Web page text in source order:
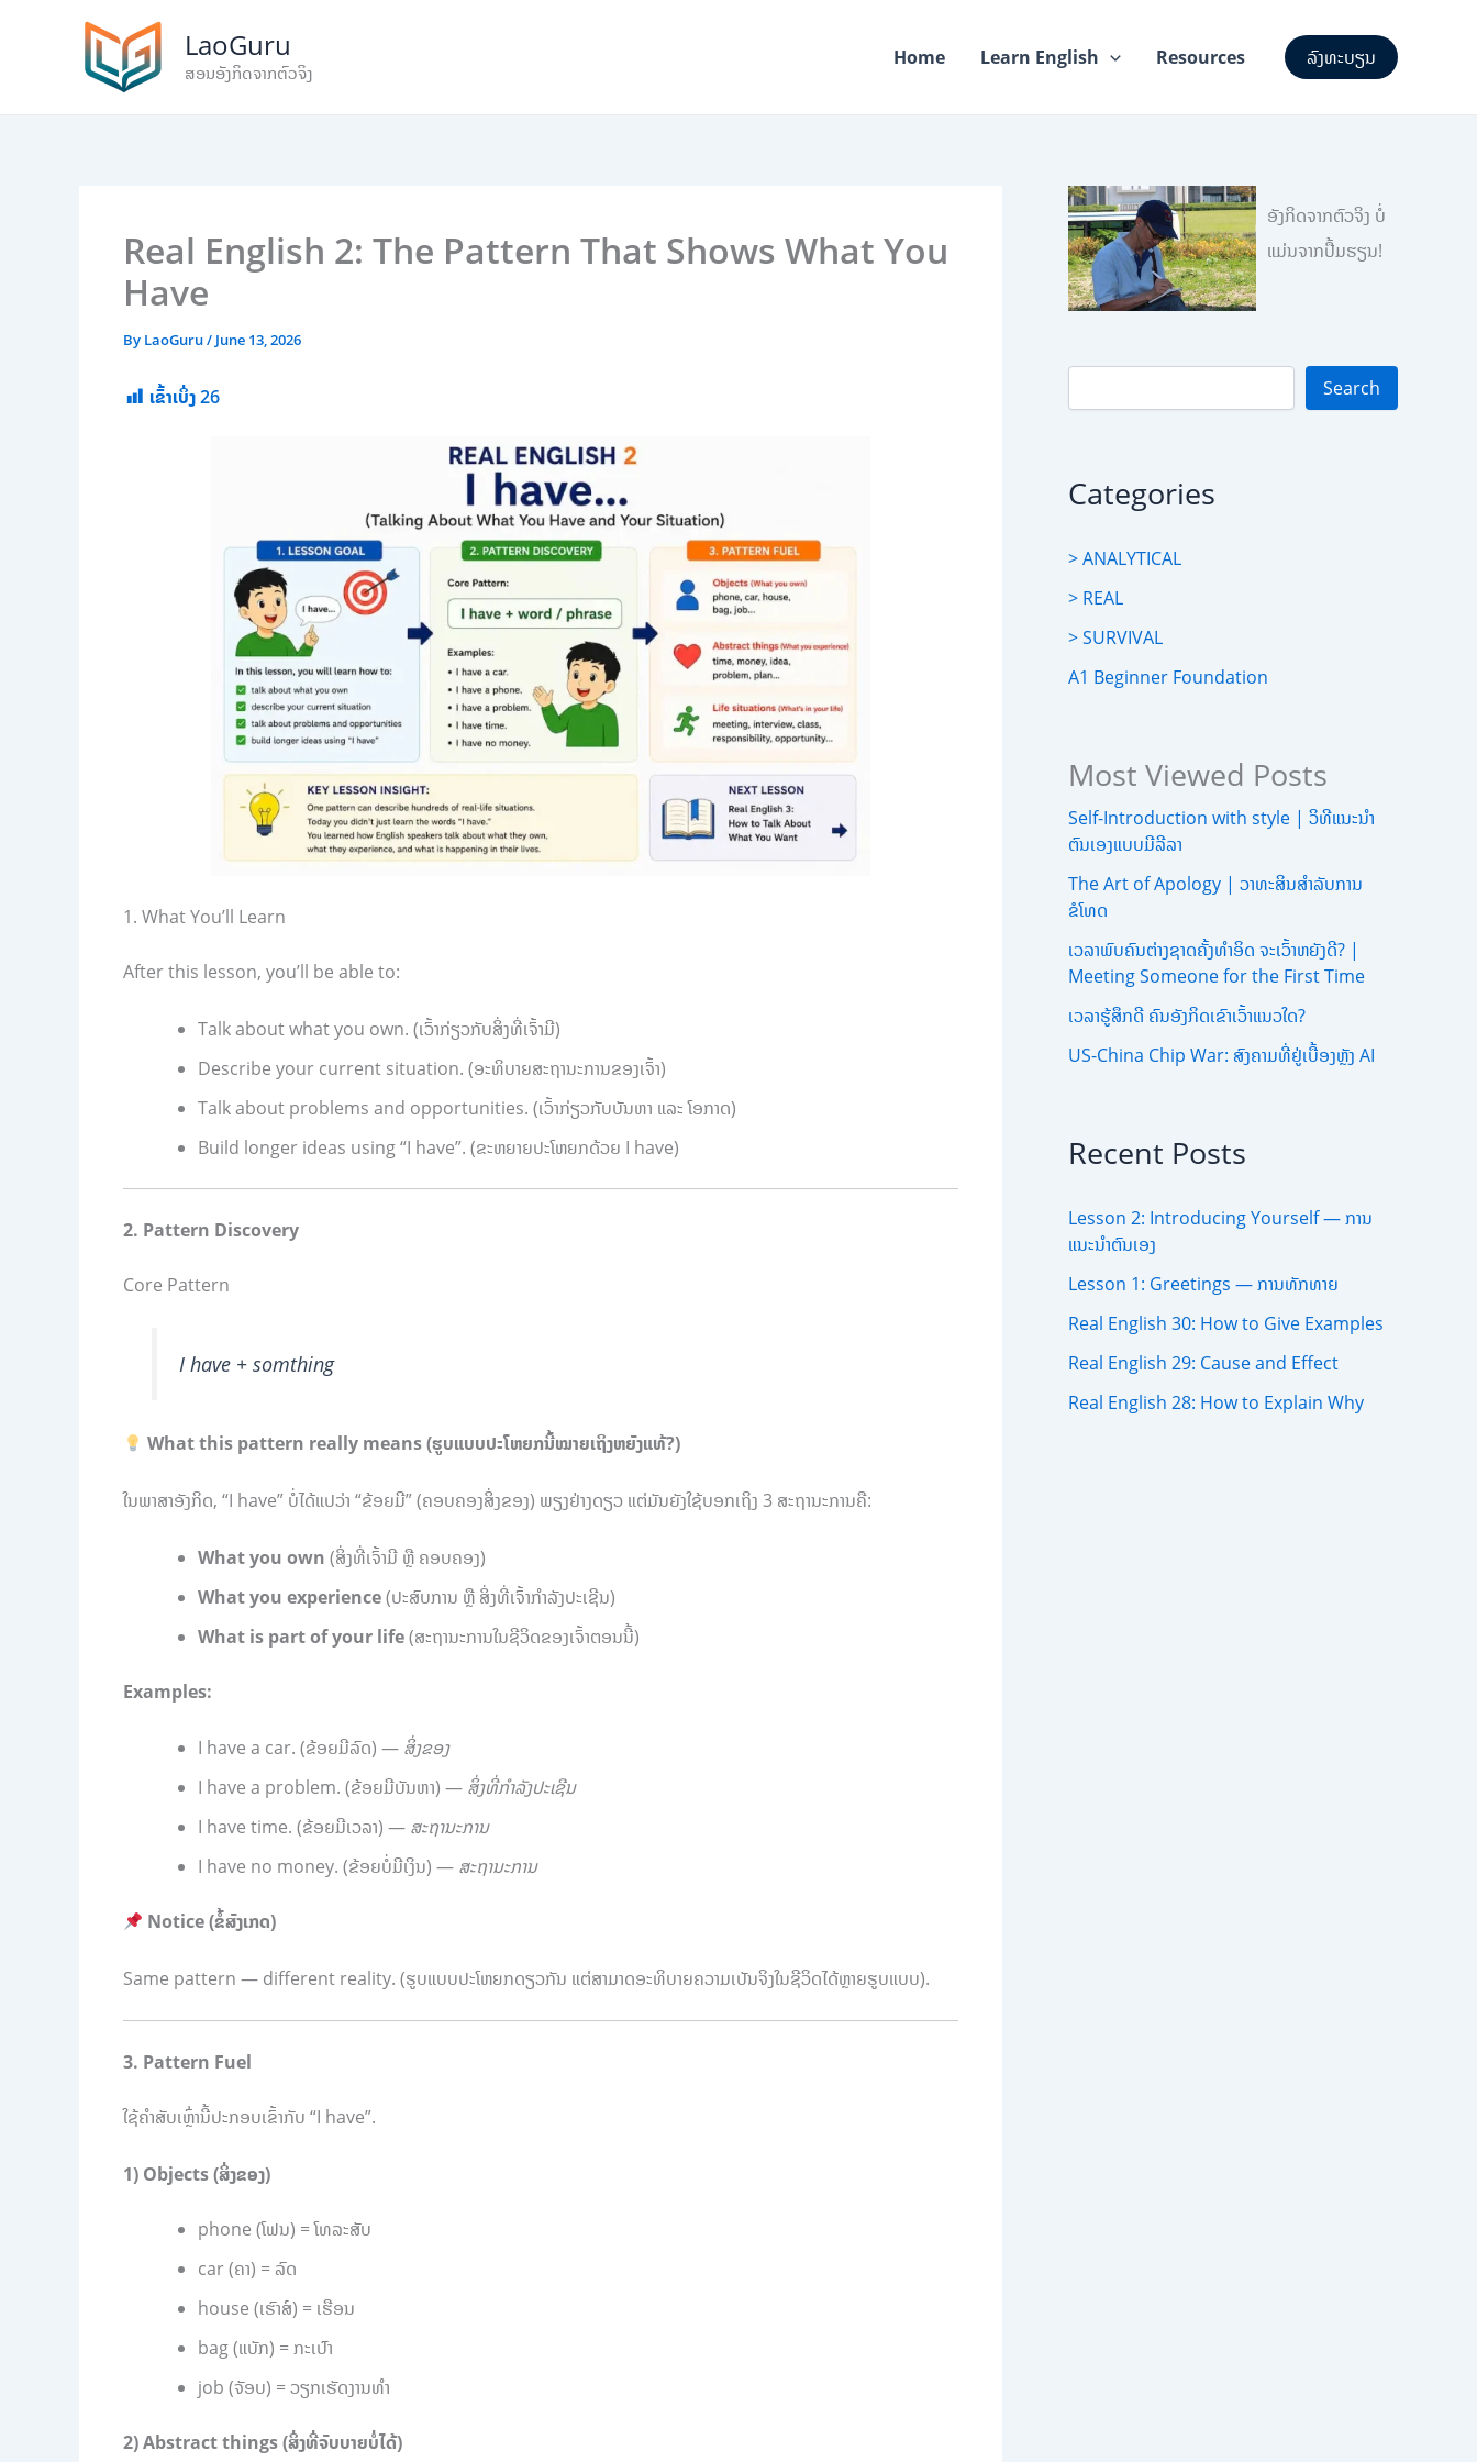
LaoGuru
ສອນອັງກິດຈາກຕົວຈິງ
Home Learn English Resources ລົງທະບຽນ
Real English 2: The Pattern That Shows What You
Have
By LaoGuru/ June 13, 2026
ເຂົ້າເບິ່ງ26
1. What You’ll Learn
After this lesson, you’ll be able to:
Talk about what you own. (ເວົ້າກ່ຽວກັບສິ່ງທີ່ເຈົ້າມີ)
Describe your current situation. (ອະທິບາຍສະຖານະການຂອງເຈົ້າ)
Talk about problems and opportunities. (ເວົ້າກ່ຽວກັບບັນຫາ ແລະ ໂອກາດ)
Build longer ideas using “I have”. (ຂະຫຍາຍປະໂຫຍກດ້ວຍ I have)
2. Pattern Discovery
Core Pattern
I have + somthing
What this pattern really means (ຮູບແບບປະໂຫຍກນີ້ໝາຍເຖິງຫຍັງແທ້?)
ໃນພາສາອັງກິດ, “I have” ບໍ່ໄດ້ແປວ່າ “ຂ້ອຍມີ” (ຄອບຄອງສິ່ງຂອງ) ພຽງຢ່າງດຽວ ແຕ່ມັນຍັງໃຊ້ບອກເຖິງ 3 ສະຖານະການຄື:
What you own (ສິ່ງທີ່ເຈົ້າມີ ຫຼື ຄອບຄອງ)
What you experience(ປະສົບການ ຫຼື ສິ່ງທີ່ເຈົ້າກຳລັງປະເຊີນ)
What is part of your life(ສະຖານະການໃນຊີວິດຂອງເຈົ້າຕອນນີ້)
Examples:
I have a car. (ຂ້ອຍມີລົດ) — ສິ່ງຂອງ
I have a problem. (ຂ້ອຍມີບັນຫາ) — ສິ່ງທີ່ກຳລັງປະເຊີນ
I have time. (ຂ້ອຍມີເວລາ) — ສະຖານະການ
I have no money. (ຂ້ອຍບໍ່ມີເງິນ) — ສະຖານະການ
Notice (ຂໍ້ສັງເກດ)
Same pattern — different reality. (ຮູບແບບປະໂຫຍກດຽວກັນ ແຕ່ສາມາດອະທິບາຍຄວາມເປັນຈິງໃນຊີວິດໄດ້ຫຼາຍຮູບແບບ).
3. Pattern Fuel
ໃຊ້ຄຳສັບເຫຼົ່ານີ້ປະກອບເຂົ້າກັບ “I have”.
1) Objects (ສິ່ງຂອງ)
phone (ໂຟນ) = ໂທລະສັບ
car (ຄາ) = ລົດ
house (ເຮົາສ໌) = ເຮືອນ
bag (ແບັກ) = ກະເປົາ
job (ຈັອບ) = ວຽກເຮັດງານທຳ
2) Abstract things (ສິ່ງທີ່ຈັບບາຍບໍ່ໄດ້)
ອັງກິດຈາກຕົວຈິງ ບໍ່
ແມ່ນຈາກປື້ມຮຽນ!
a
Search
Categories
> ANALYTICAL
> REAL
> SURVIVAL
A1 Beginner Foundation
Most Viewed Posts
Self-Introduction with style | ວິທີແນະນຳ
ຕົນເອງແບບມີລີລາ
The Art of Apology | ວາທະສິນສຳລັບການ
ຂໍໂທດ
ເວລາພົບຄົນຕ່າງຊາດຄັ້ງທຳອິດ ຈະເວົ້າຫຍັງດີ? |
Meeting Someone for the First Time
ເວລາຮູ້ສຶກດີ ຄົນອັງກິດເຂົາເວົ້າແນວໃດ?
US-China Chip War: ສົງຄາມທີ່ຢູ່ເບື້ອງຫຼັງ AI
Recent Posts
Lesson 2: Introducing Yourself — ການ
ແນະນຳຕົນເອງ
Lesson 1: Greetings — ການທັກທາຍ
Real English 30: How to Give Examples
Real English 29: Cause and Effect
Real English 28: How to Explain Why